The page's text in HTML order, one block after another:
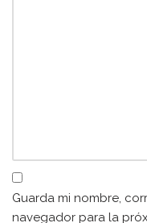
Guarda mi nombre,
navegador para la